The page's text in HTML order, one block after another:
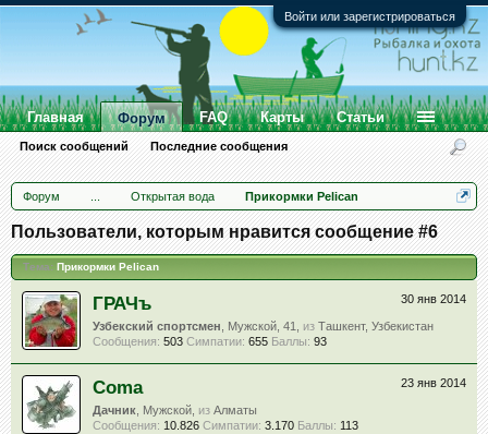
Войти или зарегистрироваться
Форум Открытая вода Прикормки Pelican
Пользователи, которым нравится сообщение #6
Тема: Прикормки Pelican
30 янв 2014
ГРАЧъ
Узбекский спортсмен , Мужской, 41, из Ташкент, Узбекистан
Сообщения: 503 Симпатии: 655 Баллы: 93
23 янв 2014
Coma
Дачник , Мужской, из Алматы
Сообщения: 10.826 Симпатии: 3.170 Баллы: 113
Главная Форум
Поиск сообщений Последние сообщения
FAQ Карты Статьи